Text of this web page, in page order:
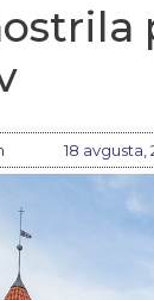
18 avgusta,